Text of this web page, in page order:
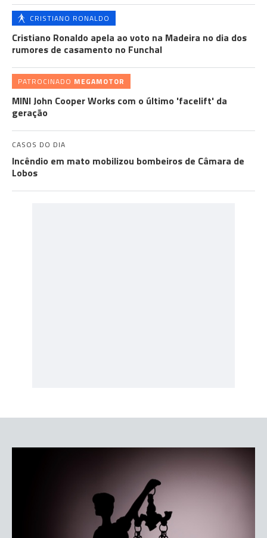
CRISTIANO RONALDO
Cristiano Ronaldo apela ao voto na Madeira no dia dos
rumores de casamento no Funchal
PATROCINADO MEGAMOTOR
MINI John Cooper Works com o último 'facelift' da
geração
CASOS DO DIA
Incêndio em mato mobilizou bombeiros de Câmara de
Lobos